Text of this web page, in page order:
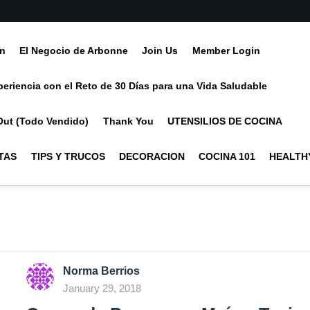
El Negocio de Arbonne Join Us Member Login
con el Reto de 30 Días para una Vida Saludable
(Todo Vendido) Thank You UTENSILIOS DE COCINA
TIPS Y TRUCOS DECORACION COCINA 101
Norma Berrios
January 29, 2018